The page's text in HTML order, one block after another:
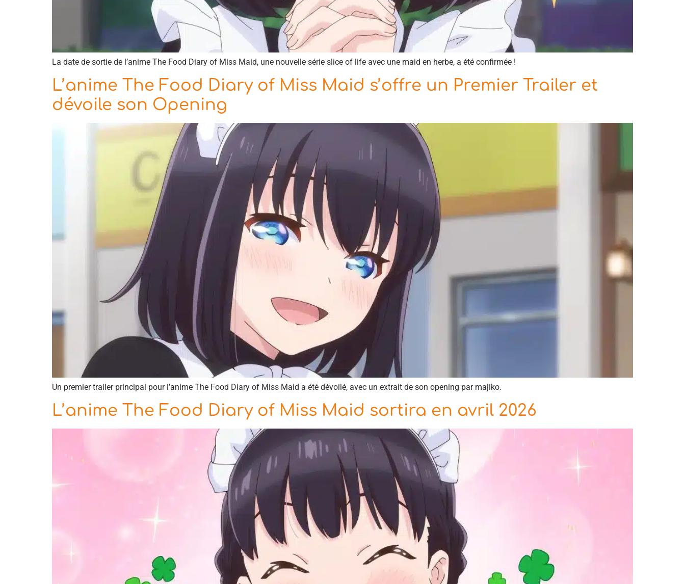
La date de sortie de l’anime The Food Diary of Miss Maid, une nouvelle série slice of life avec une maid en herbe, a été confirmée !
L’anime The Food Diary of Miss Maid s’offre un Premier Trailer et
dévoile son Opening
Un premier trailer principal pour l’anime The Food Diary of Miss Maid a été dévoilé, avec un extrait de son opening par majiko.
L’anime The Food Diary of Miss Maid sortira en avril 2026